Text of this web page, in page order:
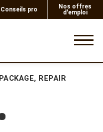
Conseils pro
Nos offres
d'emploi
PACKAGE, REPAIR